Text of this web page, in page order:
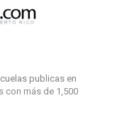
publicas en
con más de 1,500